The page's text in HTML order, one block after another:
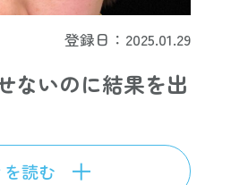
登録日：2025.01.29
ないのに結果を出
読む